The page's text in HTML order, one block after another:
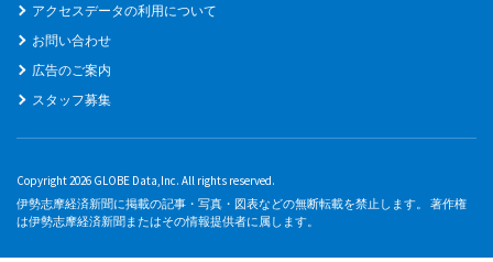
アクセスデータの利用について
お問い合わせ
広告のご案内
スタッフ募集
Copyright 2026 GLOBE Data,Inc. All rights reserved.
伊勢志摩経済新聞に掲載の記事・写真・図表などの無断転載を禁止します。 著作権
は伊勢志摩経済新聞またはその情報提供者に属します。